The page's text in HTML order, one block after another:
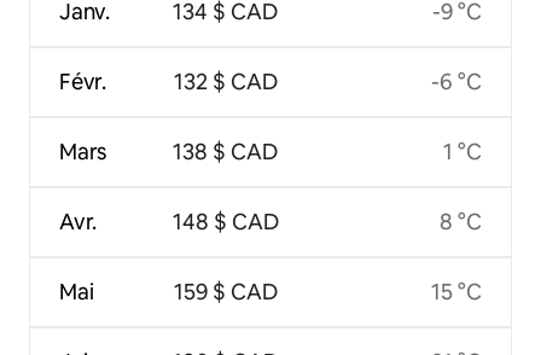
Janv.
Févr.
Mars
Avr.
Mai
134 $ CAD
132 $ CAD
138 $ CAD
148 $ CAD
159 $ CAD
-9 °C
-6 °C
1 °C
8 °C
15 °C